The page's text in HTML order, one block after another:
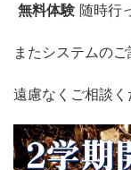
無料体験 随時行
またシステムのご
遠慮なくご相談く